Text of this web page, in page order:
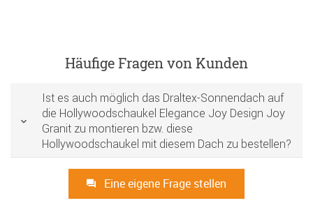
Häufige Fragen von Kunden
Ist es auch möglich das Draltex-Sonnendach auf
die Hollywoodschaukel Elegance Joy Design Joy
Granit zu montieren bzw. diese
Hollywoodschaukel mit diesem Dach zu bestellen?
Eine eigene Frage stellen